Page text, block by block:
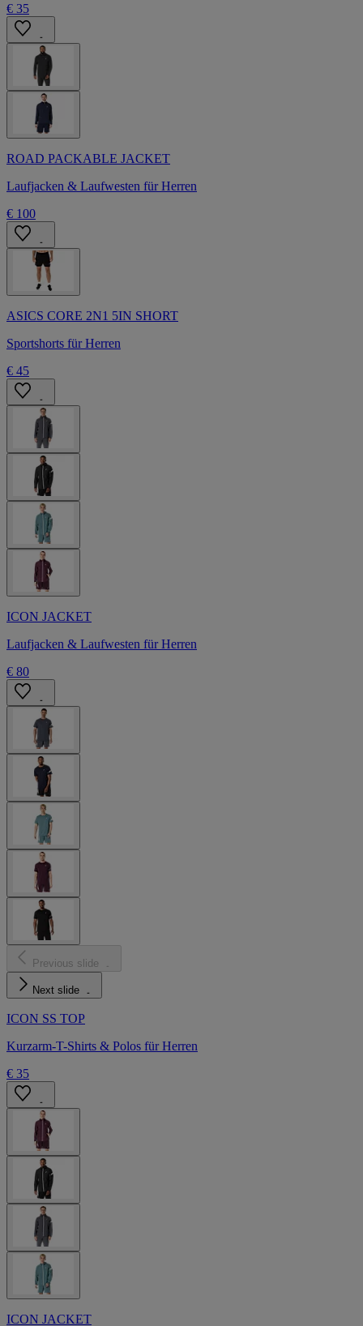
€ 35
ROAD PACKABLE JACKET
Laufjacken & Laufwesten für Herren
€ 100
ASICS CORE 2N1 5IN SHORT
Sportshorts für Herren
€ 45
ICON JACKET
Laufjacken & Laufwesten für Herren
€ 80
Previous slide
Next slide
ICON SS TOP
Kurzarm-T-Shirts & Polos für Herren
€ 35
ICON JACKET